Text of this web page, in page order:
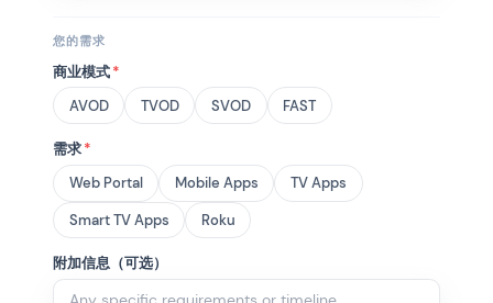
您的需求
商业模式*
AVOD
TVOD SVOD FAST
需求*
Web Portal
Mobile Apps
TV Apps
Smart TV Apps
Roku
附加信息（可选）